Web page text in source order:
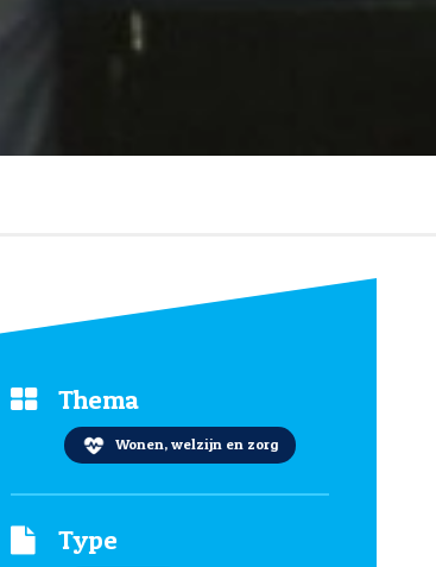
Thema
Wonen, welzijn en zorg
Type